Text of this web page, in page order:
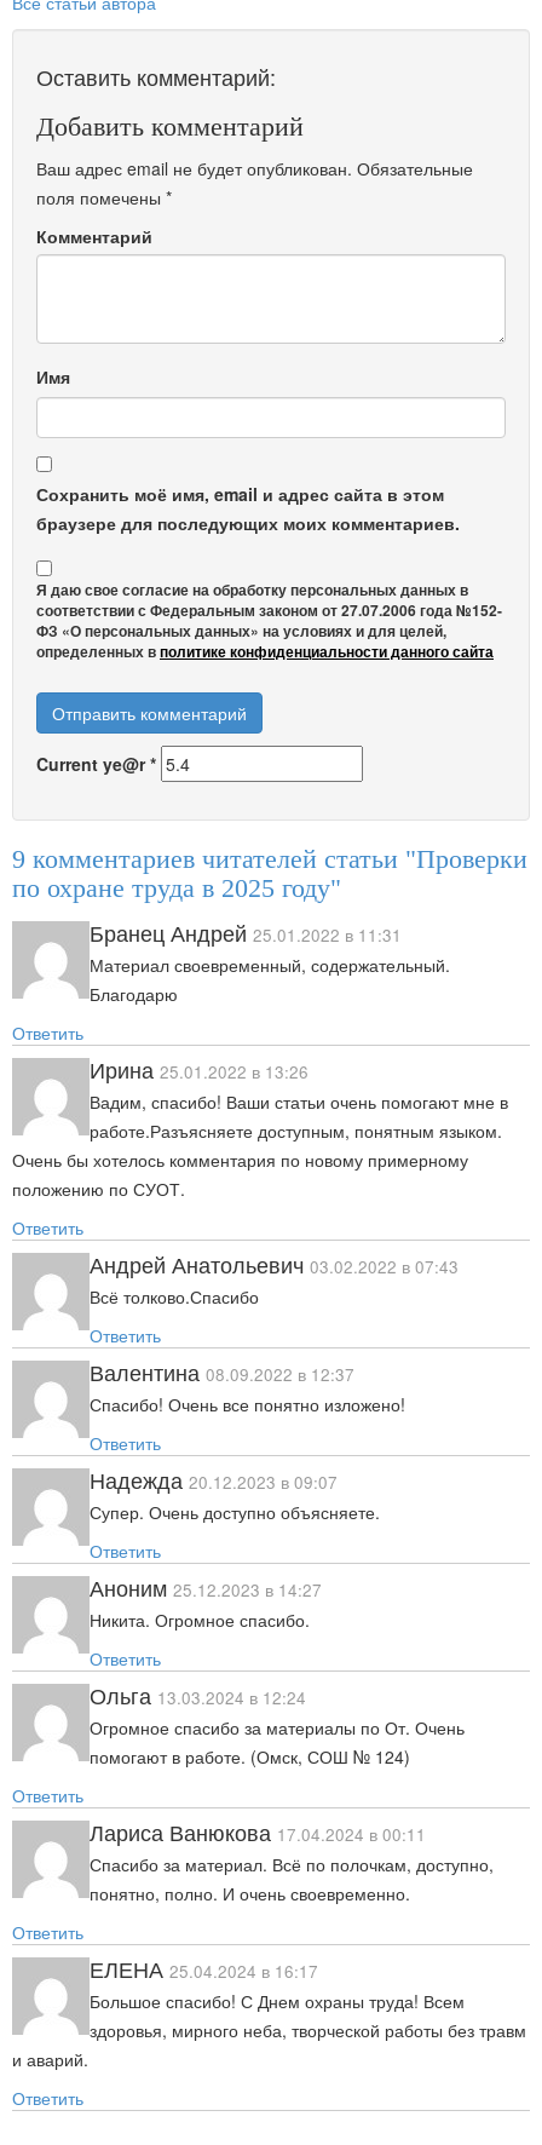
Оставить комментарий:
Добавить комментарий
Ваш адрес email не будет опубликован. Обязательные
поля помечены *
Комментарий
Имя
Сохранить моё имя, email и адрес сайта в этом
браузере для последующих моих комментариев.
Я даю свое согласие на обработку персональных данных в
соответствии с Федеральным законом от 27.07.2006 года №152-
ФЗ «О персональных данных» на условиях и для целей,
определенных вполитике конфиденциальности данного сайта
Current ye@r*
9 комментариев читателей статьи "Проверки
по охране труда в 2025 году"
Бранец Андрей 25.01.2022 в 11:31
Материал своевременный, содержательный.
Благодарю
Ответить
Ирина 25.01.2022 в 13:26
Вадим, спасибо! Ваши статьи очень помогают мне в
работе.Разъясняете доступным, понятным языком.
Очень бы хотелось комментария по новому примерному
положению по СУОТ.
Ответить
Андрей Анатольевич 03.02.2022 в 07:43
Всё толково.Спасибо
Ответить
Валентина 08.09.2022 в 12:37
Спасибо! Очень все понятно изложено!
Ответить
Надежда 20.12.2023 в 09:07
Супер. Очень доступно объясняете.
Ответить
Аноним 25.12.2023 в 14:27
Никита. Огромное спасибо.
Ответить
Ольга 13.03.2024 в 12:24
Огромное спасибо за материалы по От. Очень
помогают в работе. (Омск, СОШ № 124)
Ответить
Лариса Ванюкова 17.04.2024 в 00:11
Спасибо за материал. Всё по полочкам, доступно,
понятно, полно. И очень своевременно.
Ответить
ЕЛЕНА 25.04.2024 в 16:17
Большое спасибо! С Днем охраны труда! Всем
здоровья, мирного неба, творческой работы без травм
и аварий.
Ответить